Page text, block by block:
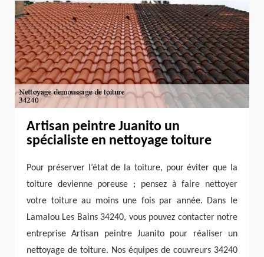
Artisan peintre Juanito un
spécialiste en nettoyage toiture
Pour préserver l’état de la toiture, pour éviter que la
toiture devienne poreuse ; pensez à faire nettoyer
votre toiture au moins une fois par année. Dans le
Lamalou Les Bains 34240, vous pouvez contacter notre
entreprise Artisan peintre Juanito pour réaliser un
nettoyage de toiture. Nos équipes de couvreurs 34240